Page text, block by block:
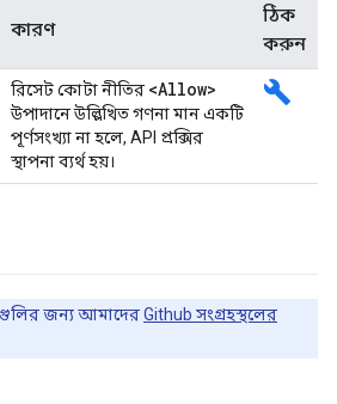
কারণ
ঠিক
করুন
রিসেট কোটা নীতির <Allow>
উপাদানে উল্লিখিত গণনা মান একটি
পূর্ণসংখ্যা না হলে, API প্রক্সির
স্থাপনা ব্যর্থ হয়।
build
জন্য আমাদেরGithub সংগ্রহস্থলের